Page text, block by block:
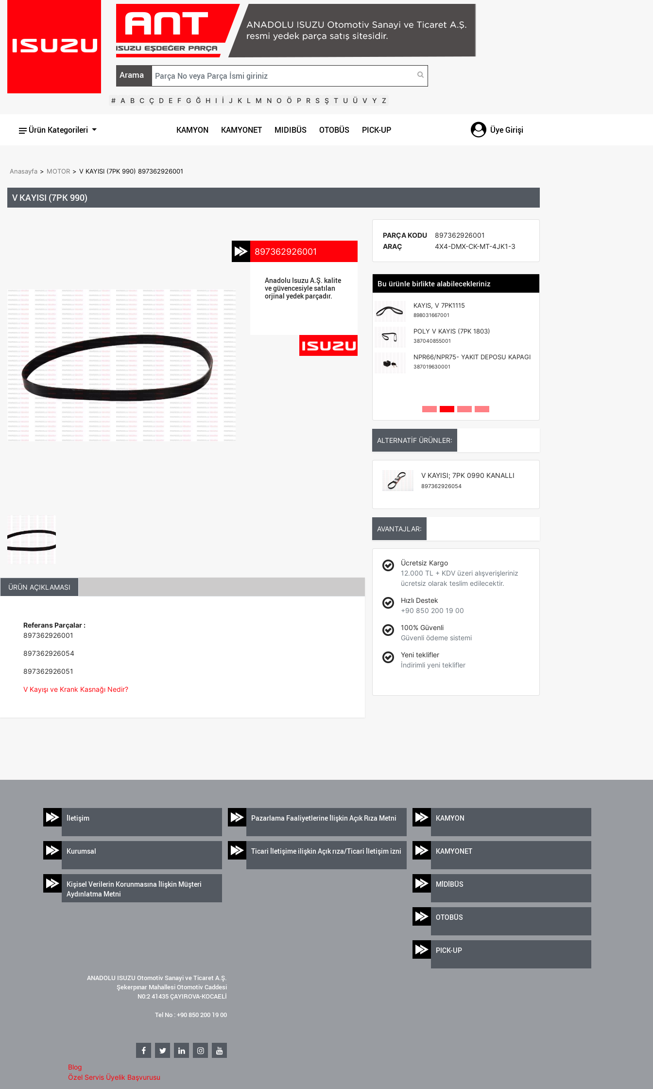
Arama
# A B C Ç D E F G Ğ H I İ J K L M N O Ö P R S Ş T U Ü V Y Z
Ürün Kategorileri KAMYON KAMYONET MIDIBÜS OTOBÜS PICK-UP Üye Girişi
Anasayfa > MOTOR > V KAYISI (7PK 990) 897362926001
V KAYISI (7PK 990)
897362926001
Anadolu Isuzu A.Ş. kalite
ve güvencesiyle satılan
orjinal yedek parçadır.
ÜRÜN AÇIKLAMASI
Referans Parçalar :
897362926001
897362926054
897362926051
V Kayışı ve Krank Kasnağı Nedir?
PARÇA KODU
897362926001
ARAÇ
4X4-DMX-CK-MT-4JK1-3
Bu ürünle birlikte alabilecekleriniz
KAYIS, V 7PK1115
898031667001
POLY V KAYIS (7PK 1803)
387040855001
NPR66/NPR75- YAKIT DEPOSU KAPAGI
387019630001
ALTERNATİF ÜRÜNLER:
V KAYISI; 7PK 0990 KANALLI
897362926054
AVANTAJLAR:
Ücretsiz Kargo
12.000 TL + KDV üzeri alışverişleriniz
ücretsiz olarak teslim edilecektir.
Hızlı Destek
+90 850 200 19 00
100% Güvenli
Güvenli ödeme sistemi
Yeni teklifler
İndirimli yeni teklifler
İletişim
Kurumsal
Kişisel Verilerin Korunmasına İlişkin Müşteri
Aydınlatma Metni
Pazarlama Faaliyetlerine İlişkin Açık Rıza Metni
Ticari İletişime ilişkin Açık rıza/Ticari İletişim izni
KAMYON
KAMYONET
MİDİBÜS
OTOBÜS
PICK-UP
ANADOLU ISUZU Otomotiv Sanayi ve Ticaret A.Ş.
Şekerpınar Mahallesi Otomotiv Caddesi
N0:2 41435 ÇAYIROVA-KOCAELİ
Tel No : +90 850 200 19 00
Blog
Özel Servis Üyelik Başvurusu